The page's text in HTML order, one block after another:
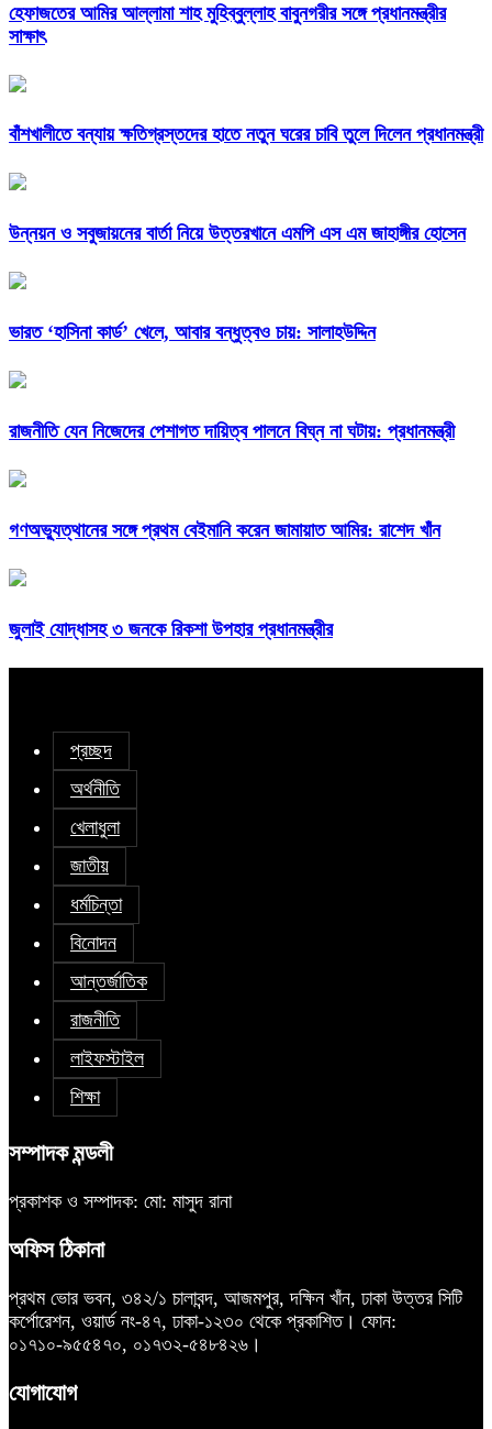
হেফাজতের আমির আল্লামা শাহ মুহিব্বুল্লাহ বাবুনগরীর সঙ্গে প্রধানমন্ত্রীর
সাক্ষাৎ
বাঁশখালীতে বন্যায় ক্ষতিগ্রস্তদের হাতে নতুন ঘরের চাবি তুলে দিলেন প্রধানমন্ত্রী
উন্নয়ন ও সবুজায়নের বার্তা নিয়ে উত্তরখানে এমপি এস এম জাহাঙ্গীর হোসেন
ভারত ‘হাসিনা কার্ড’ খেলে, আবার বন্ধুত্বও চায়: সালাহউদ্দিন
রাজনীতি যেন নিজেদের পেশাগত দায়িত্ব পালনে বিঘ্ন না ঘটায়: প্রধানমন্ত্রী
গণঅভ্যুত্থানের সঙ্গে প্রথম বেইমানি করেন জামায়াত আমির: রাশেদ খাঁন
জুলাই যোদ্ধাসহ ৩ জনকে রিকশা উপহার প্রধানমন্ত্রীর
প্রচ্ছদ
অর্থনীতি
খেলাধুলা
জাতীয়
ধর্মচিন্তা
বিনোদন
আন্তর্জাতিক
রাজনীতি
লাইফস্টাইল
শিক্ষা
সম্পাদক মন্ডলী
প্রকাশক ও সম্পাদক: মো: মাসুদ রানা
অফিস ঠিকানা
প্রথম ভোর ভবন, ৩৪২/১ চালাবন্দ, আজমপুর, দক্ষিন খাঁন, ঢাকা উত্তর সিটি
কর্পোরেশন, ওয়ার্ড নং-৪৭, ঢাকা-১২৩০ থেকে প্রকাশিত। ফোন:
০১৭১০-৯৫৫৪৭০, ০১৭৩২-৫৪৮৪২৬।
যোগাযোগ